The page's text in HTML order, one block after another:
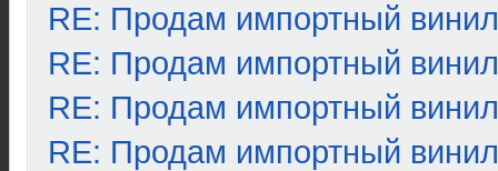
RE: Продам импортный винил
RE: Продам импортный винил
RE: Продам импортный винил
RE: Продам импортный винил